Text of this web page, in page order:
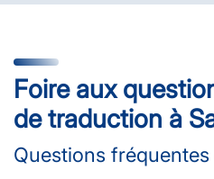
Foire aux
de traduction à
Questions